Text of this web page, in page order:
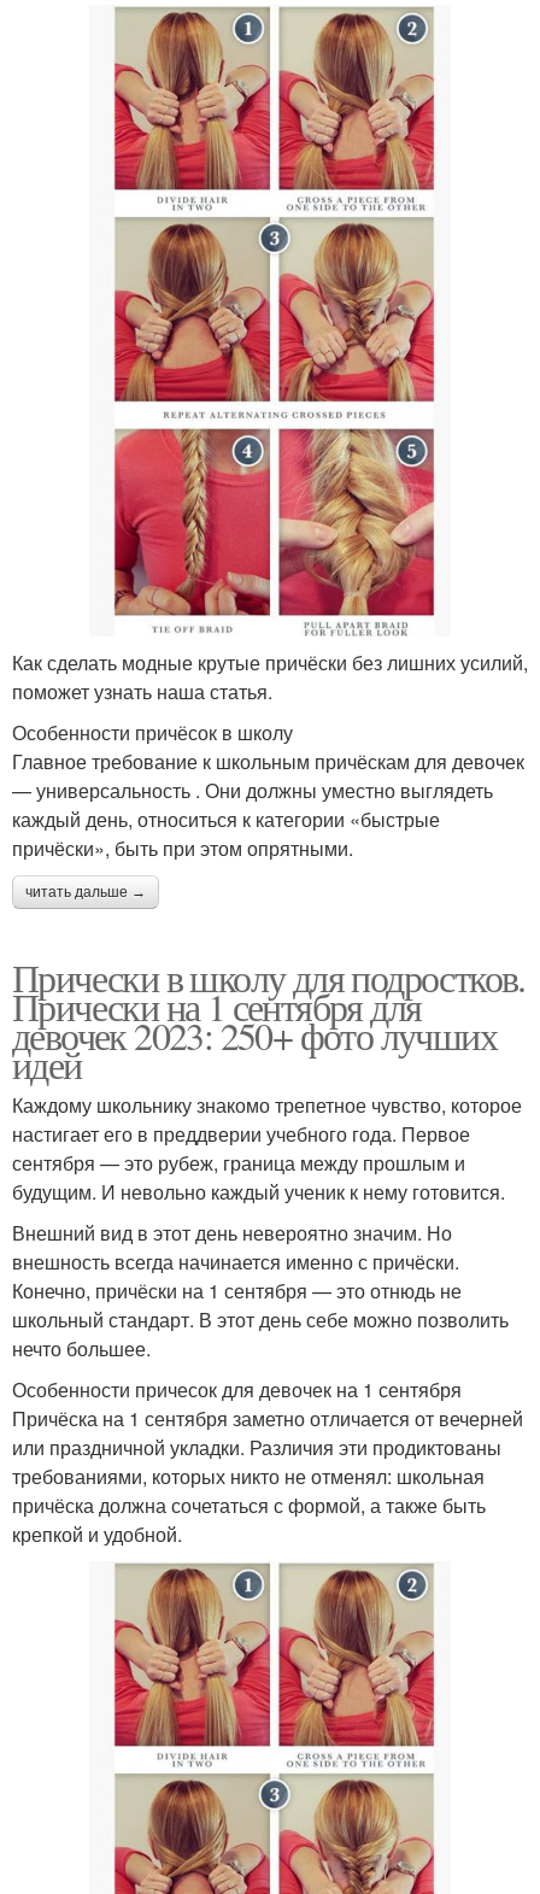
Как сделать модные крутые причёски без лишних усилий,
поможет узнать наша статья.
Особенности причёсок в школу
Главное требование к школьным причёскам для девочек
— универсальность . Они должны уместно выглядеть
каждый день, относиться к категории «быстрые
причёски», быть при этом опрятными.
читать дальше →
Прически в школу для подростков.
Прически на 1 сентября для
девочек 2023: 250+ фото лучших
идей
Каждому школьнику знакомо трепетное чувство, которое
настигает его в преддверии учебного года. Первое
сентября — это рубеж, граница между прошлым и
будущим. И невольно каждый ученик к нему готовится.
Внешний вид в этот день невероятно значим. Но
внешность всегда начинается именно с причёски.
Конечно, причёски на 1 сентября — это отнюдь не
школьный стандарт. В этот день себе можно позволить
нечто большее.
Особенности причесок для девочек на 1 сентября
Причёска на 1 сентября заметно отличается от вечерней
или праздничной укладки. Различия эти продиктованы
требованиями, которых никто не отменял: школьная
причёска должна сочетаться с формой, а также быть
крепкой и удобной.